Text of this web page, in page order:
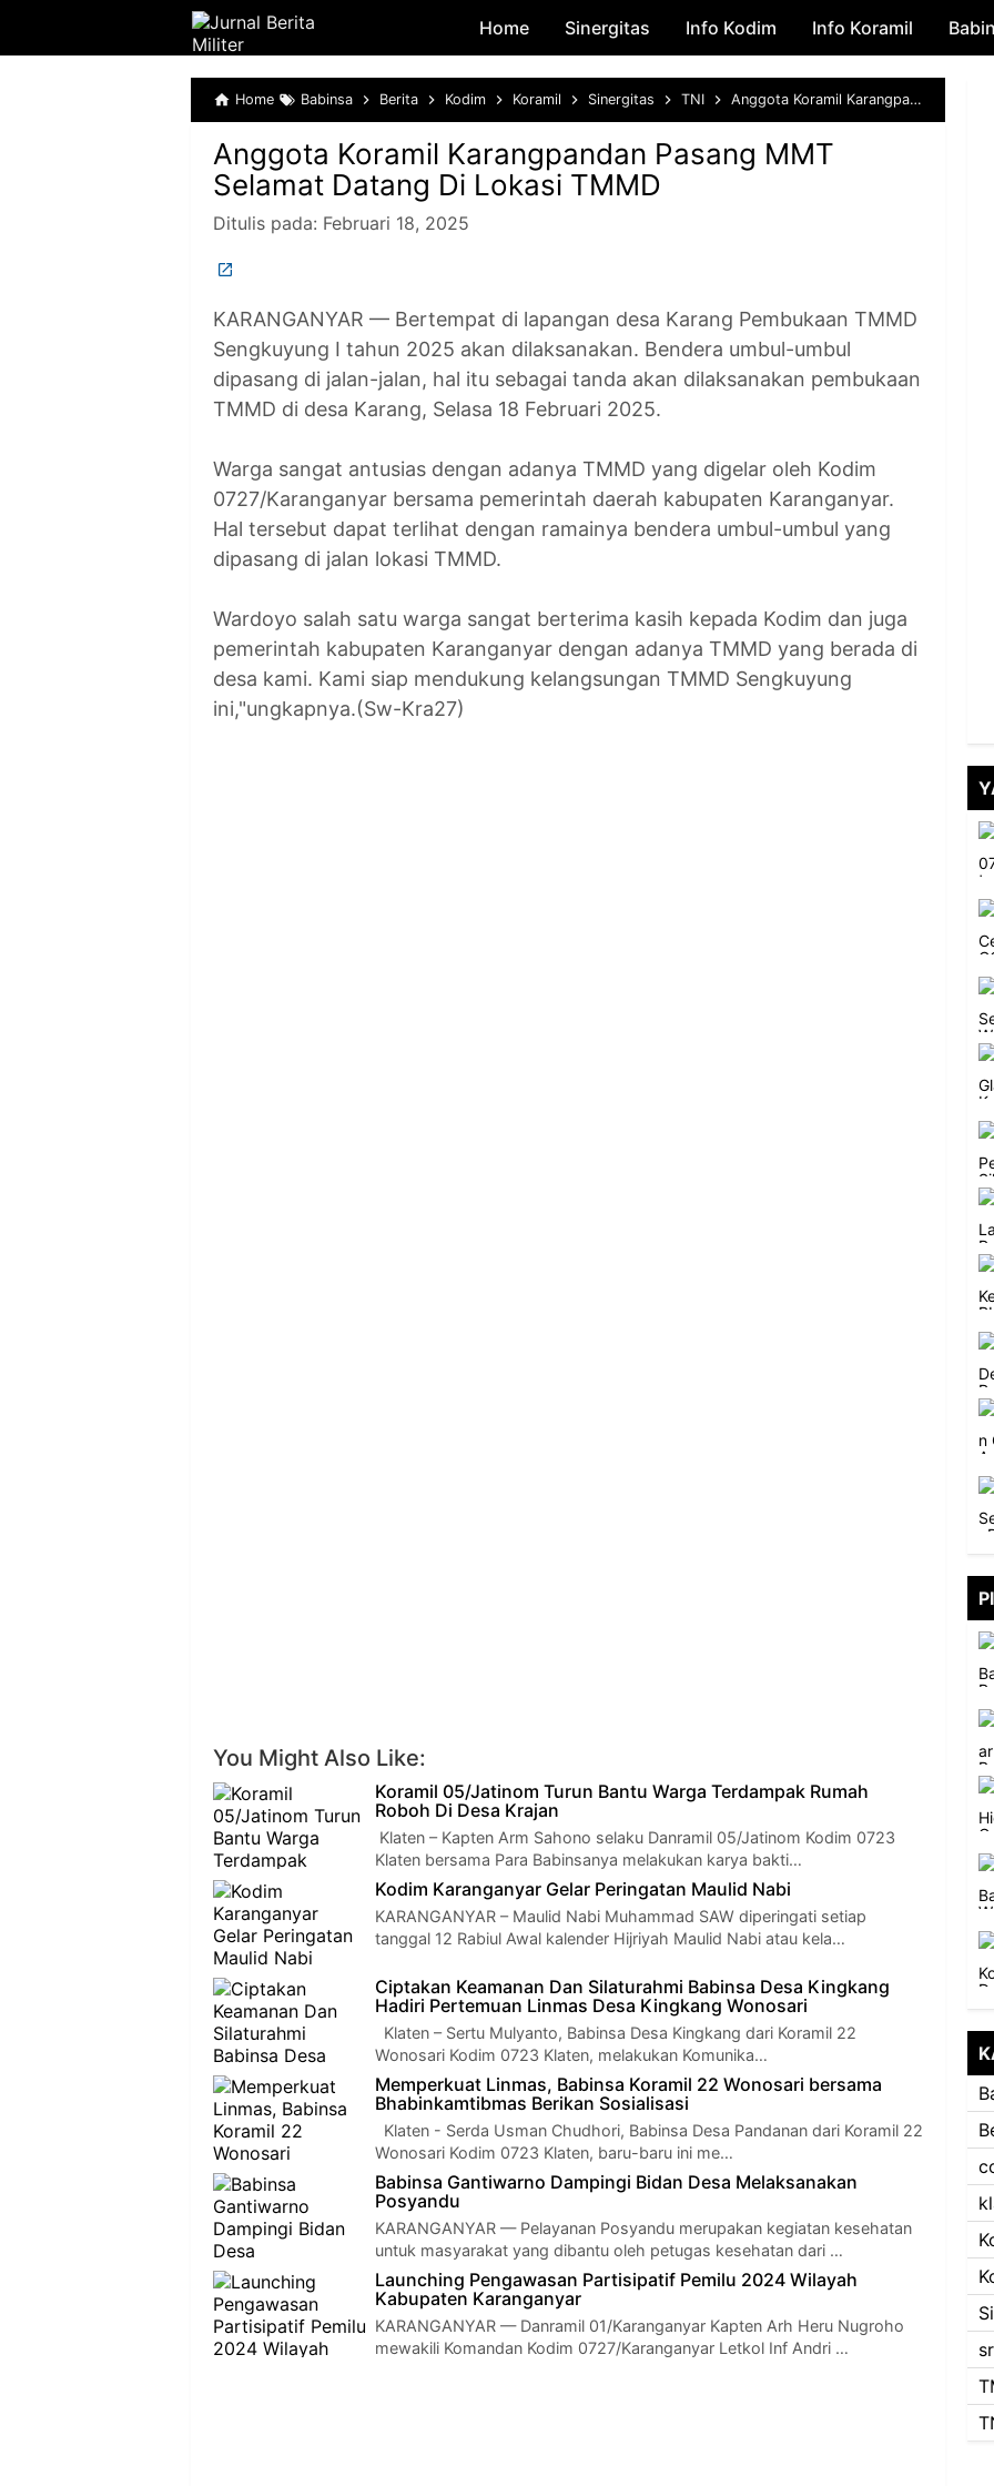
Skip to main content
Home Sinergitas Info Kodim Info Koramil
Home Babinsa Berita Kodim Koramil Sinergitas TNI Anggota Koramil Karangpandan Pasang MMT Selamat Datang Di Lokasi TMMD
Anggota Koramil Karangpandan Pasang MMT
Selamat Datang Di Lokasi TMMD
Ditulis pada: Februari 18, 2025
KARANGANYAR — Bertempat di lapangan desa Karang Pembukaan TMMD
Sengkuyung I tahun 2025 akan dilaksanakan. Bendera umbul-umbul
dipasang di jalan-jalan, hal itu sebagai tanda akan dilaksanakan pembukaan
TMMD di desa Karang, Selasa 18 Februari 2025.
Warga sangat antusias dengan adanya TMMD yang digelar oleh Kodim
0727/Karanganyar bersama pemerintah daerah kabupaten Karanganyar.
Hal tersebut dapat terlihat dengan ramainya bendera umbul-umbul yang
dipasang di jalan lokasi TMMD.
Wardoyo salah satu warga sangat berterima kasih kepada Kodim dan juga
pemerintah kabupaten Karanganyar dengan adanya TMMD yang berada di
desa kami. Kami siap mendukung kelangsungan TMMD Sengkuyung
ini,"ungkapnya.(Sw-Kra27)
You Might Also Like:
Koramil 05/Jatinom Turun Bantu Warga Terdampak Rumah
Roboh Di Desa Krajan
Klaten – Kapten Arm Sahono selaku Danramil 05/Jatinom Kodim 0723
Klaten bersama Para Babinsanya melakukan karya bakti…
Kodim Karanganyar Gelar Peringatan Maulid Nabi
KARANGANYAR – Maulid Nabi Muhammad SAW diperingati setiap
tanggal 12 Rabiul Awal kalender Hijriyah Maulid Nabi atau kela…
Ciptakan Keamanan Dan Silaturahmi Babinsa Desa Kingkang
Hadiri Pertemuan Linmas Desa Kingkang Wonosari
Klaten – Sertu Mulyanto, Babinsa Desa Kingkang dari Koramil 22
Wonosari Kodim 0723 Klaten, melakukan Komunika…
Memperkuat Linmas, Babinsa Koramil 22 Wonosari bersama
Bhabinkamtibmas Berikan Sosialisasi
Klaten - Serda Usman Chudhori, Babinsa Desa Pandanan dari Koramil 22
Wonosari Kodim 0723 Klaten, baru-baru ini me…
Babinsa Gantiwarno Dampingi Bidan Desa Melaksanakan
Posyandu
KARANGANYAR — Pelayanan Posyandu merupakan kegiatan kesehatan
untuk masyarakat yang dibantu oleh petugas kesehatan dari …
Launching Pengawasan Partisipatif Pemilu 2024 Wilayah
Kabupaten Karanganyar
KARANGANYAR — Danramil 01/Karanganyar Kapten Arh Heru Nugroho
mewakili Komandan Kodim 0727/Karanganyar Letkol Inf Andri …